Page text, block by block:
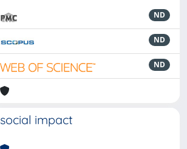
ND
ND
ND
social impact